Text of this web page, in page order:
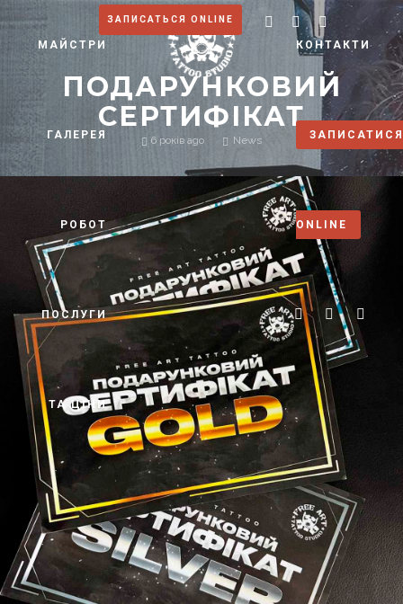
МАЙСТРИ
ГАЛЕРЕЯ
РОБОТ
ПОСЛУГИ
ТА ЦІНИ
КОНТАКТИ
ЗАПИСАТИСЯ
ONLINE
ЗАПИСАТЬСЯ ONLINE
ПОДАРУНКОВИЙ
СЕРТИФІКАТ
6 років ago News